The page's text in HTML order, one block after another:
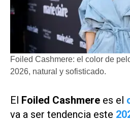
Foiled Cashmere: el color de
2026, natural y sofisticado.
El Foiled Cashmere es el
va a ser tendencia este